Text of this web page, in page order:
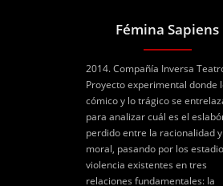
Fémina Sapiens
2014. Compañía Inversa
Proyecto experimental donde
cómico y lo trágico se
para analizar cuál es el
perdido entre la racionalidad
moral, pasando por los
violencia existentes en tres
relaciones fundamentales: la